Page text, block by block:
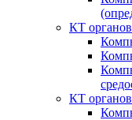
КТ
КТ